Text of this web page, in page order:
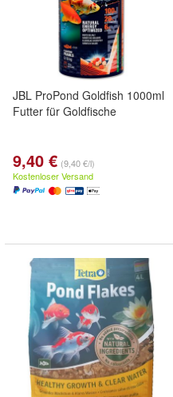
JBL ProPond Goldfish 1000ml
Futter für Goldfische
9,40 € (9,40 €/l)
Kostenloser Versand